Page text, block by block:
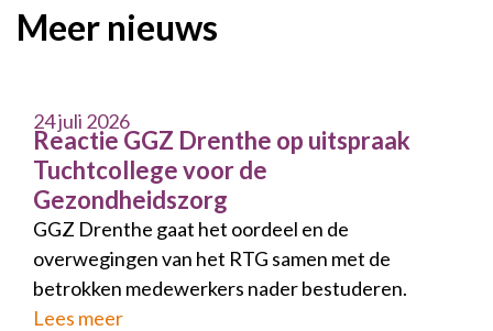
Meer nieuws
Reactie GGZ Drenthe op uitspraak
Tuchtcollege voor de
Gezondheidszorg
24 juli 2026
GGZ Drenthe gaat het oordeel en de
overwegingen van het RTG samen met de
betrokken medewerkers nader bestuderen.
Lees meer